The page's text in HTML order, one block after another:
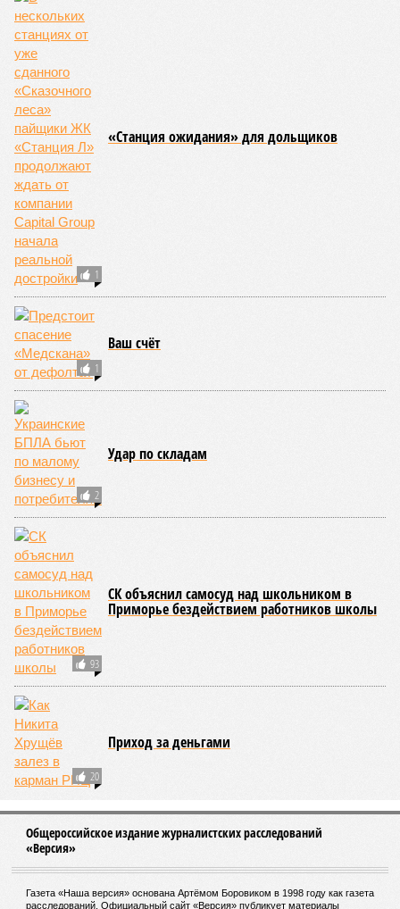
1
«Станция ожидания» для дольщиков
1
Ваш счёт
2
Удар по складам
93
СК объяснил самосуд над школьником в
Приморье бездействием работников школы
20
Приход за деньгами
Общероссийское издание журналистских расследований
«Версия»
Газета «Наша версия» основана Артёмом Боровиком в 1998 году как газета
расследований. Официальный сайт «Версия» публикует материалы